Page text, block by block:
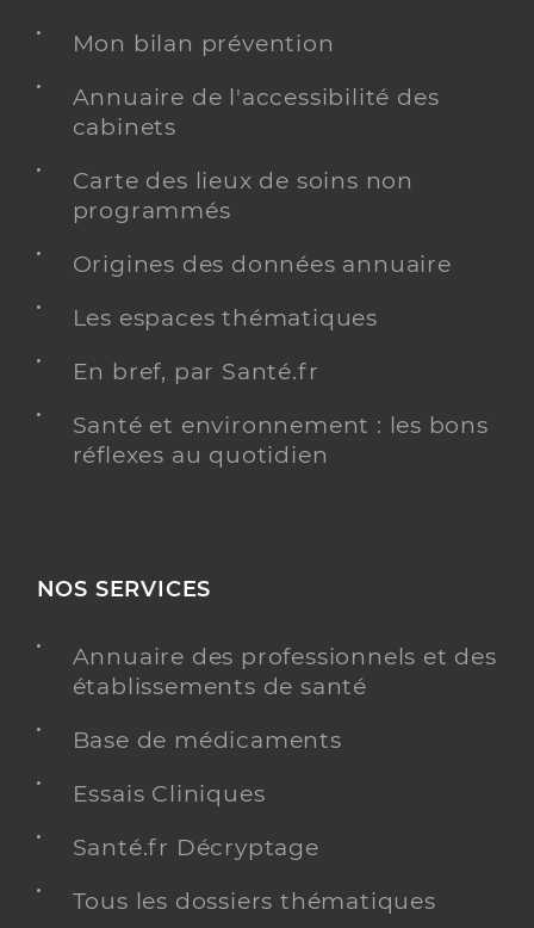
Mon bilan prévention
Annuaire de l'accessibilité des
cabinets
Carte des lieux de soins non
programmés
Origines des données annuaire
Les espaces thématiques
En bref, par Santé.fr
Santé et environnement : les bons
réflexes au quotidien
NOS SERVICES
Annuaire des professionnels et des
établissements de santé
Base de médicaments
Essais Cliniques
Santé.fr Décryptage
Tous les dossiers thématiques